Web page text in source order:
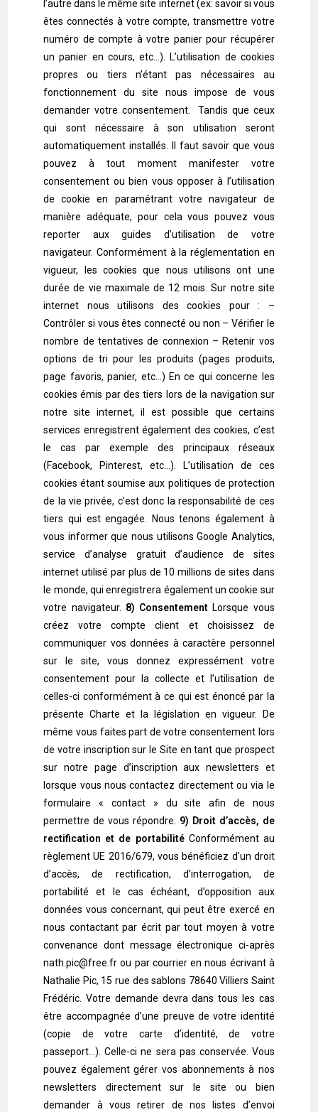
l’autre dans le même site internet (ex: savoir si vous
êtes connectés à votre compte, transmettre votre
numéro de compte à votre panier pour récupérer
un panier en cours, etc…). L’utilisation de cookies
propres ou tiers n’étant pas nécessaires au
fonctionnement du site nous impose de vous
demander votre consentement. Tandis que ceux
qui sont nécessaire à son utilisation seront
automatiquement installés. Il faut savoir que vous
pouvez à tout moment manifester votre
consentement ou bien vous opposer à l’utilisation
de cookie en paramétrant votre navigateur de
manière adéquate, pour cela vous pouvez vous
reporter aux guides d’utilisation de votre
navigateur. Conformément à la réglementation en
vigueur, les cookies que nous utilisons ont une
durée de vie maximale de 12 mois. Sur notre site
internet nous utilisons des cookies pour : –
Contrôler si vous êtes connecté ou non – Vérifier le
nombre de tentatives de connexion – Retenir vos
options de tri pour les produits (pages produits,
page favoris, panier, etc…) En ce qui concerne les
cookies émis par des tiers lors de la navigation sur
notre site internet, il est possible que certains
services enregistrent également des cookies, c’est
le cas par exemple des principaux réseaux
(Facebook, Pinterest, etc…). L’utilisation de ces
cookies étant soumise aux politiques de protection
de la vie privée, c’est donc la responsabilité de ces
tiers qui est engagée. Nous tenons également à
vous informer que nous utilisons Google Analytics,
service d’analyse gratuit d’audience de sites
internet utilisé par plus de 10 millions de sites dans
le monde, qui enregistrera également un cookie sur
votre navigateur. 8) Consentement Lorsque vous
créez votre compte client et choisissez de
communiquer vos données à caractère personnel
sur le site, vous donnez expressément votre
consentement pour la collecte et l’utilisation de
celles-ci conformément à ce qui est énoncé par la
présente Charte et la législation en vigueur. De
même vous faites part de votre consentement lors
de votre inscription sur le Site en tant que prospect
sur notre page d’inscription aux newsletters et
lorsque vous nous contactez directement ou via le
formulaire « contact » du site afin de nous
permettre de vous répondre. 9) Droit d’accès, de
rectification et de portabilitéConformément au
règlement UE 2016/679, vous bénéficiez d’un droit
d’accès, de rectification, d’interrogation, de
portabilité et le cas échéant, d’opposition aux
données vous concernant, qui peut être exercé en
nous contactant par écrit par tout moyen à votre
convenance dont message électronique ci-après
nath.pic@free.fr ou par courrier en nous écrivant à
Nathalie Pic, 15 rue des sablons 78640 Villiers Saint
Frédéric. Votre demande devra dans tous les cas
être accompagnée d’une preuve de votre identité
(copie de votre carte d’identité, de votre
passeport…). Celle-ci ne sera pas conservée. Vous
pouvez également gérer vos abonnements à nos
newsletters directement sur le site ou bien
demander à vous retirer de nos listes d’envoi